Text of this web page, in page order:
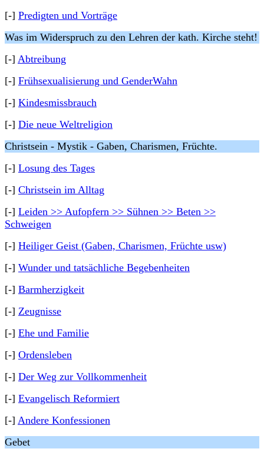
[-] Predigten und Vorträge
Was im Widerspruch zu den Lehren der kath. Kirche steht!
[-] Abtreibung
[-] Frühsexualisierung und GenderWahn
[-] Kindesmissbrauch
[-] Die neue Weltreligion
Christsein - Mystik - Gaben, Charismen, Früchte.
[-] Losung des Tages
[-] Christsein im Alltag
[-] Leiden >> Aufopfern >> Sühnen >> Beten >>
Schweigen
[-] Heiliger Geist (Gaben, Charismen, Früchte usw)
[-] Wunder und tatsächliche Begebenheiten
[-] Barmherzigkeit
[-] Zeugnisse
[-] Ehe und Familie
[-] Ordensleben
[-] Der Weg zur Vollkommenheit
[-] Evangelisch Reformiert
[-] Andere Konfessionen
Gebet